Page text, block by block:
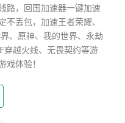
路，回国加速器一键加速
不丢包，加速王者荣耀、
、原神、我的世界、永劫
穿越火线、无畏契约等游
戏体验！